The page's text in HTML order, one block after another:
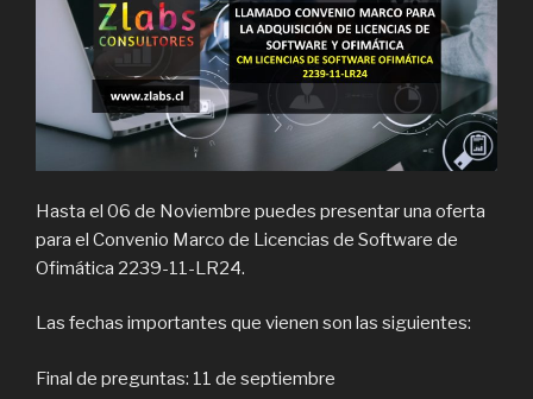
Hasta el 06 de Noviembre puedes presentar una oferta
para el Convenio Marco de Licencias de Software de
Ofimática 2239-11-LR24.
Las fechas importantes que vienen son las siguientes:
Final de preguntas: 11 de septiembre